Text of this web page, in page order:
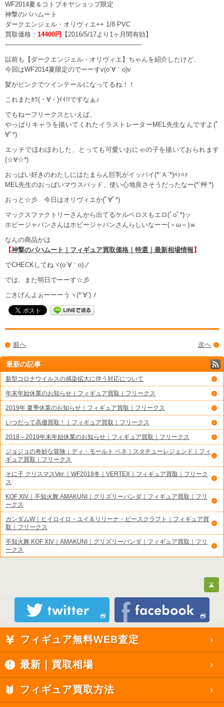
WF2014夏＆コトブキヤショップ限定
神撃のバハムート
ダークエンジェル・オリヴィエ++ 1/8 PVC
買取価格： 14400円
【2016/5/17より1ヶ月間有効】
—————————————————————
以前も【ダークエンジェル・オリヴィエ】ちゃんを紹介したけど、
今回はWF2014夏限定のでーーすv(o´∀｀o)v
髪がピンクでツインテールになってるね！！
これまたｶﾜ(・∀・)ｲｲ!!ですなぁ♪
でもねーフリークスといえば、
やっぱりキャラを描いてくれたイラストレーターMEL先生なんですよ(ﾟ
∀ﾟ*)
エッチでほわほわした、とっても可愛いおにゃの子を描いておられます
(☆∀☆*)
おっぱい好きのわたしにはたまらん巨乳がイッパイ(*´Ａ`*)ﾊｧﾊｧ
MEL先生のおっぱいマウスパッド、使い心地良さそうだったなー(*´艸`*)
おっと☆彡 今日はオリヴィエか(ﾟ∀ﾟ*)
マックスファクトリーさんから出てるケルベロスもエロ(ﾟoﾟ*)ッ
ホビージャパンさんはホビージャパンさんらしいなーー(＞ω＜)ｗ
なんの商品かは
【神撃のバハムート｜フィギュア買取価格｜特選｜最新相場情報 】
でCHECKしてねヾ(o´∀｀o)ノ
では、また明日でーーす☆彡
ごきげんよぉーーーうヽ(*´∀`) ﾉ
次へ
前へ
最新の記事
新型コロナウイルスの感染拡大に伴う対応について
年末年始休業のお知らせ｜フィギュア買取｜フリークス
2019年 夏季休業のお知らせ｜フィギュア買取｜フリークス
いつだって高価買取！｜フィギュア買取｜フリークス
2018～2019年末年始休業のお知らせ｜フィギュア買取｜フリークス
ジョジョの奇妙な冒険｜ディ・モールト ベネ｜スタチューレジェンド｜フィ
ギュア買取｜フリークス
そに子 クリスマスVer.｜WF2018冬｜VERTEX｜フィギュア買取｜フリーク
ス
KOF XIV｜不知火舞 AMAKUNI｜グリズリーパンダ｜フィギュア買取｜フリ
ークス
ガンダムW｜ヒイロイロ・ユイ＆リリーナ・ピースクラフト｜フィギュア買
取｜フリークス
不知火舞 KOF XIV｜AMAKUNI｜グリズリーパンダ｜フィギュア買取｜フリ
ークス
フィギュア無料WEB査定
最新｜買取相場
フィギュア買取方法